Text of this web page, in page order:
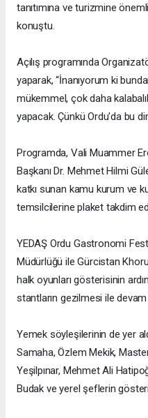
tanıtımına ve turizmine
konuştu.
Açılış programında
yaparak, “İnanıyorum ki
mükemmel, çok daha
yapacak. Çünkü Ordu'da bu
Programda, Vali Muammer
Başkanı Dr. Mehmet Hilmi
katkı sunan kamu kurum ve
temsilcilerine plaket takdim
YEDAŞ Ordu Gastronomi
Müdürlüğü ile Gürcistan
halk oyunları gösterisinin
stantların gezilmesi ile devam
Yemek söyleşilerinin de yer
Samaha, Özlem Mekik,
Yeşilpınar, Mehmet Ali
Budak ve yerel şeflerin